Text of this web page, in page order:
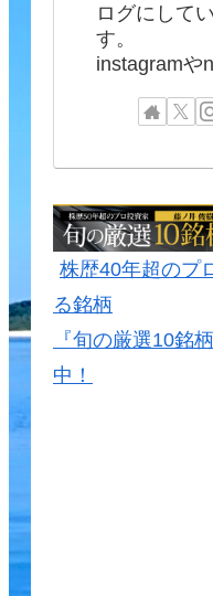
ログにして
す。
instagramや
株歴40年超のプ
る銘柄
『旬の厳選10銘
中！